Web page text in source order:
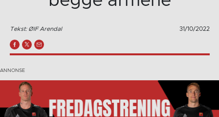
Tekst: ØIF Arendal 31/10/2022